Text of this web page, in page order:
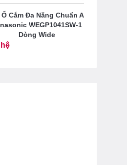
Ổ Cắm Đa Năng Chuẩn A
WEGP1041SW-1
Dòng Wide